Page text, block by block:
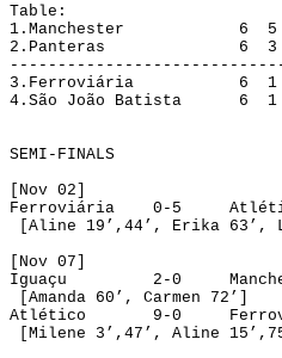
Table :
1.Manchester
6 5
2.Panteras
6 3
3.Ferroviária
6 1
4.São João Batista
6 1
SEMI-FINALS
[Nov 02]
Ferroviária
0-5
[Aline 19 ’ , 44’, Erika 63’ ,
[Nov 07]
Iguaçu
2-0
[Amanda 60’ , Carmen 72’]
Atlético
9-0
[Milene 3’ ,47’, Aline 15’